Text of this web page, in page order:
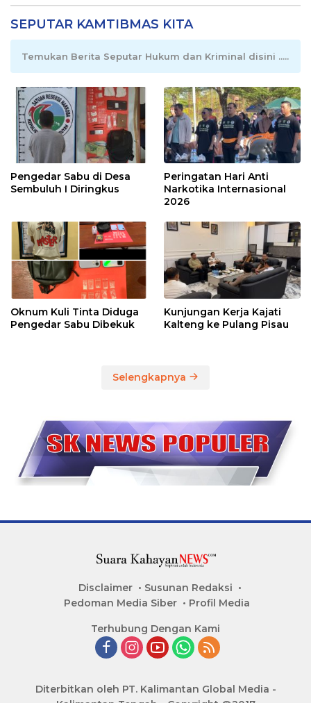
SEPUTAR KAMTIBMAS KITA
Temukan Berita Seputar Hukum dan Kriminal disini .....
Pengedar Sabu di Desa
Sembuluh I Diringkus
Peringatan Hari Anti
Narkotika Internasional
2026
Oknum Kuli Tinta Diduga
Pengedar Sabu Dibekuk
Kunjungan Kerja Kajati
Kalteng ke Pulang Pisau
Selengkapnya
Disclaimer
Susunan Redaksi
Pedoman Media Siber
Profil Media
Terhubung Dengan Kami
Diterbitkan oleh PT. Kalimantan Global Media -